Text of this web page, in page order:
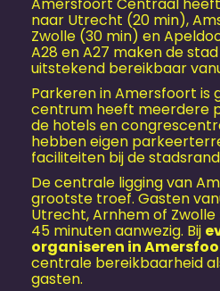
Amersfoort Centraal
naar Utrecht (20 min),
Zwolle (30 min) en
A28 en A27 maken de
uitstekend bereikbaar
Parkeren in Amersfoort is
centrum heeft meerdere
de hotels en
hebben eigen
faciliteiten bij de
De centrale ligging van
grootste troef. Gasten
Utrecht, Arnhem of
45 minuten aanwezig. Bij
organiseren in
centrale bereikbaarheid
gasten.